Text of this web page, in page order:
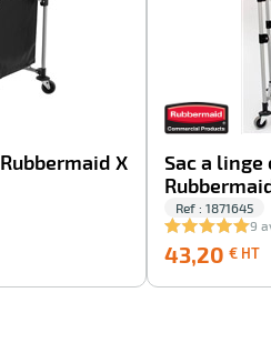
X
Sac a linge
Ref : 1871645
9
43,20 € HT